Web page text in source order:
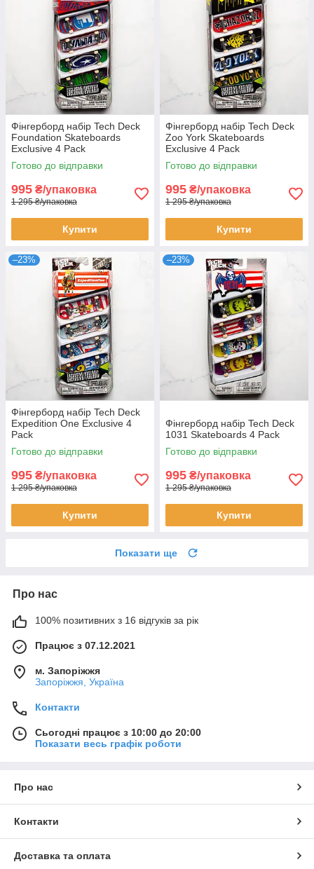
Фінгерборд набір Tech Deck
Foundation Skateboards
Exclusive 4 Pack
Готово до відправки
995 ₴/упаковка
1 295 ₴/упаковка
Купити
Фінгерборд набір Tech Deck
Zoo York Skateboards
Exclusive 4 Pack
Готово до відправки
995 ₴/упаковка
1 295 ₴/упаковка
Купити
–23%
Фінгерборд набір Tech Deck
Expedition One Exclusive 4
Pack
Готово до відправки
995 ₴/упаковка
1 295 ₴/упаковка
Купити
–23%
Фінгерборд набір Tech Deck
1031 Skateboards 4 Pack
Готово до відправки
995 ₴/упаковка
1 295 ₴/упаковка
Купити
Показати ще
Про нас
100% позитивних з 16 відгуків за рік
Працює з 07.12.2021
м. Запоріжжя
Запоріжжя, Україна
Контакти
Сьогодні працює з 10:00 до 20:00
Показати весь графік роботи
Про нас
Контакти
Доставка та оплата